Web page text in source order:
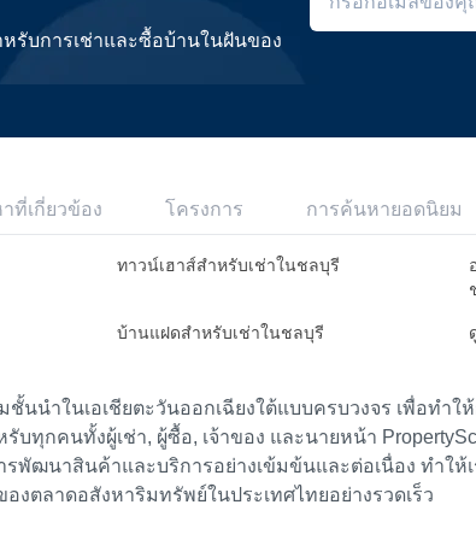
รับการเช่าและซื้อบ้านในฝันของ
ที่เกี่ยวข้อง โครงการ การค้นหายอดนิยม
ทาวน์เฮาส์สำหรับเช่าในชลบุรี
บ้านแฝดสำหรับเช่าในชลบุรี
นนำในเอเชียตะวันออกเฉียงใต้แบบครบวงจร เพื่อทำ
รับทุกคนทั้งผู้เช่า, ผู้ซื้อ, เจ้าของ และนายหน้า
รพัฒนาสินค้าและบริการอย่างเข้มข้นและต่อเนื่อง ทำใ
งตลาดอสังหาริมทรัพย์ในประเทศไทยอย่างรวดเร็ว